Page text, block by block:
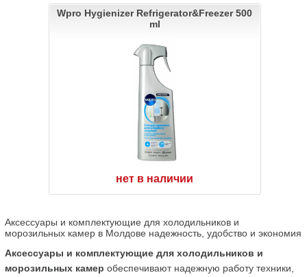
Wpro Hygienizer Refrigerator&Freezer 500
ml
нет в наличии
Аксессуары и комплектующие для холодильников и
морозильных камер в Молдове надежность, удобство и экономия
Аксессуары и комплектующие для холодильников и
морозильных камер обеспечивают надежную работу техники,